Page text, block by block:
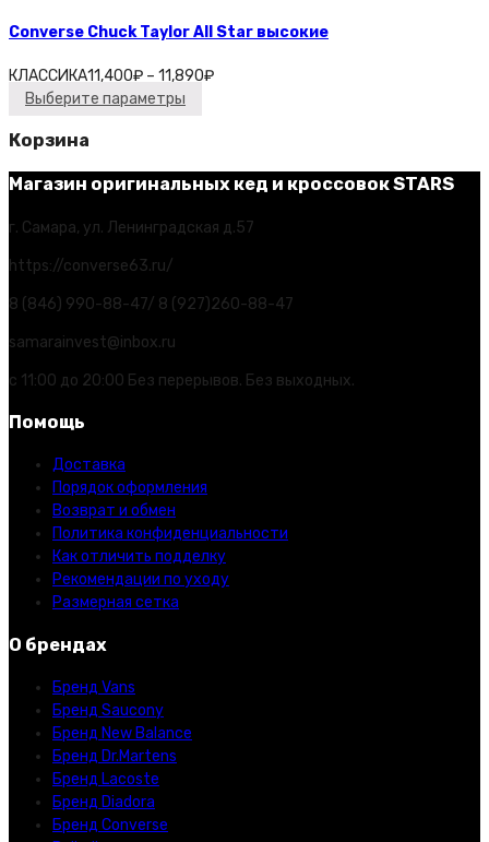
Converse Chuck Taylor All Star высокие
КЛАССИКА11,400₽ – 11,890₽
Выберите параметры
Корзина
Магазин оригинальных кед и кроссовок STARS
г. Самара, ул. Ленинградская д.57
https://converse63.ru/
8 (846) 990-88-47/ 8 (927)260-88-47
samarainvest@inbox.ru
с 11:00 до 20:00 Без перерывов. Без выходных.
Помощь
Доставка
Порядок оформления
Возврат и обмен
Политика конфиденциальности
Как отличить подделку
Рекомендации по уходу
Размерная сетка
О брендах
Бренд Vans
Бренд Saucony
Бренд New Balance
Бренд Dr.Martens
Бренд Lacoste
Бренд Diadora
Бренд Converse